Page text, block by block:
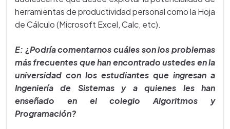
herramientas de productividad personal como la Hoja
de Cálculo (Microsoft Excel, Calc, etc).
E: ¿Podría comentarnos cuáles son los problemas
más frecuentes que han encontrado ustedes en la
universidad con los estudiantes que ingresan a
Ingeniería de Sistemas y a quienes les han
enseñado en el colegio Algoritmos y
Programación?